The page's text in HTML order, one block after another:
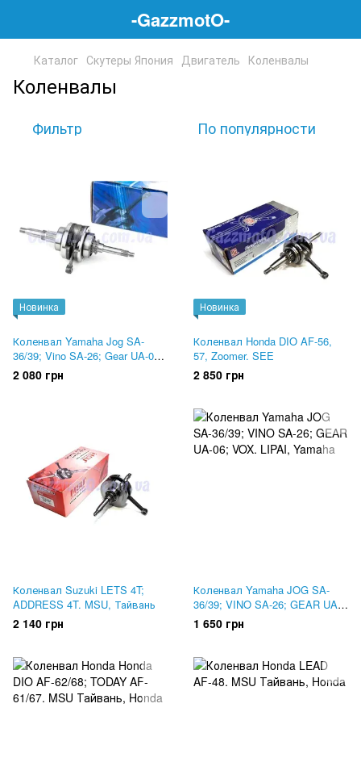
-GazzmotO-
Каталог Скутеры Япония Двигатель Коленвалы
Коленвалы
Фильтр По популярности
Новинка
Коленвал Yamaha Jog SA-
36/39; Vino SA-26; Gear UA-06;
Vox. CHARMO, Тайвань
2 080 грн
Новинка
Коленвал Honda DIO AF-56,
57, Zoomer. SEE
2 850 грн
Коленвал Suzuki LETS 4T;
ADDRESS 4T. MSU, Тайвань
2 140 грн
Коленвал Yamaha JOG SA-
36/39; VINO SA-26; GEAR UA-
06; VOX. LIPAI
1 650 грн